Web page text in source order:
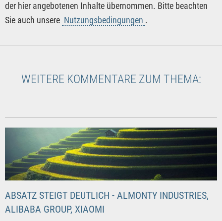
der hier angebotenen Inhalte übernommen. Bitte beachten
Sie auch unsere Nutzungsbedingungen .
WEITERE KOMMENTARE ZUM THEMA:
ABSATZ STEIGT DEUTLICH - ALMONTY INDUSTRIES,
ALIBABA GROUP, XIAOMI